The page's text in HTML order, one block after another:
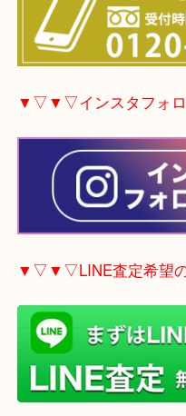
▼▽▼▽電話で質問